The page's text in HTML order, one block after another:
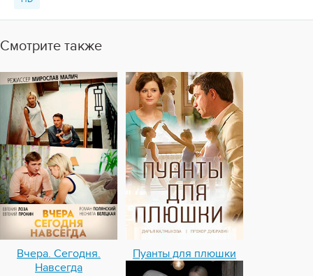
Смотрите также
Вчера. Сегодня.
Навсегда
Пуанты для плюшки